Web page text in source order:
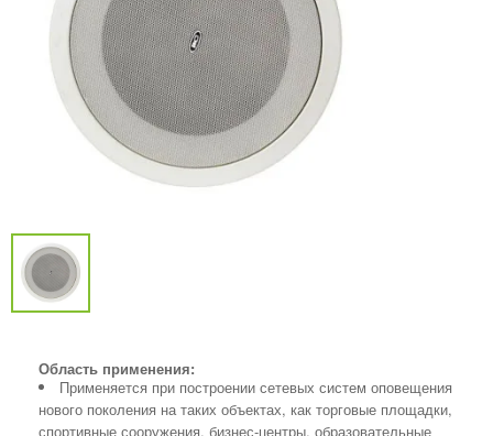
Область применения:
Применяется при построении сетевых систем оповещения
нового поколения на таких объектах, как торговые площадки,
спортивные сооружения, бизнес-центры, образовательные